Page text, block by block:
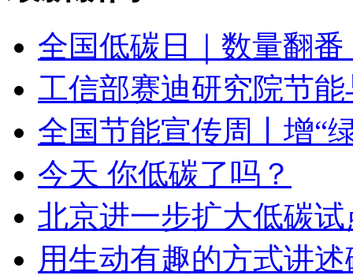
全国低碳日｜数量翻
工信部赛迪研究院节
全国节能宣传周丨增“
今天 你低碳了吗？
北京进一步扩大低碳
用生动有趣的方式讲